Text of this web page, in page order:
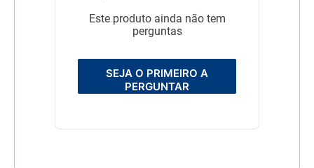
Este produto ainda não tem
perguntas
SEJA O PRIMEIRO A
PERGUNTAR